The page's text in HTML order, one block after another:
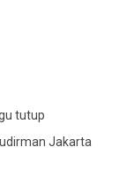
tutup
Jakarta